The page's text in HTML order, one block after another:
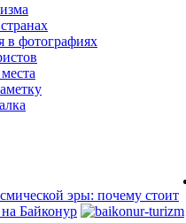
в фотографиях
эры: почему стоит
Байконур